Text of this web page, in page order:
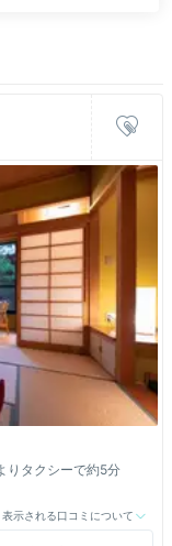
りタクシーで約5分
表示される口コミについて